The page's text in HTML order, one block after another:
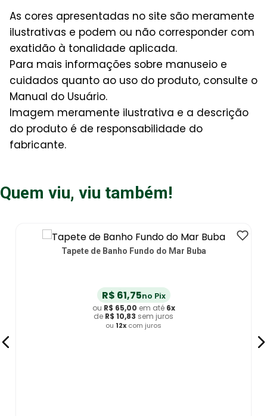
As cores apresentadas no site são meramente
ilustrativas e podem ou não corresponder com
exatidão à tonalidade aplicada.
Para mais informações sobre manuseio e
cuidados quanto ao uso do produto, consulte o
Manual do Usuário.
Imagem meramente ilustrativa e a descrição
do produto é de responsabilidade do
fabricante.
Quem viu, viu também!
Tapete de Banho Fundo do Mar Buba
R$ 61,75no Pix
ou R$ 65,00 em até 6x
de R$ 10,83 sem juros
ou 12x com juros